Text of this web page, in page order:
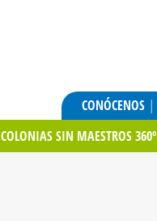
CONÓCENOS
COLONIAS SIN MAESTROS 360º